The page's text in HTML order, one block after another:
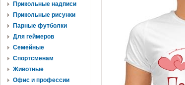
Прикольные надписи
Прикольные рисунки
Парные футболки
Для геймеров
Семейные
Спортсменам
Животные
Офис и профессии